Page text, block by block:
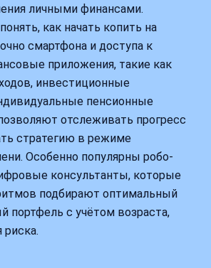
личными финансами.
как начать копить на
смартфона и доступа к
приложения, такие как
инвестиционные
пенсионные
отслеживать прогресс
стратегию в режиме
Особенно популярны робо-
консультанты, которые
подбирают оптимальный
портфель с учётом возраста,
риска.